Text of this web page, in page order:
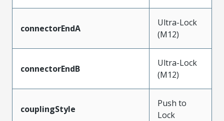
connectorEndA
Ultra-Lock
(M12)
connectorEndB
Ultra-Lock
(M12)
couplingStyle
Push to
Lock